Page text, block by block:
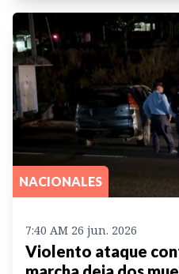
NACIONALES
7:40 AM 26 jun. 2026
Violento ataque